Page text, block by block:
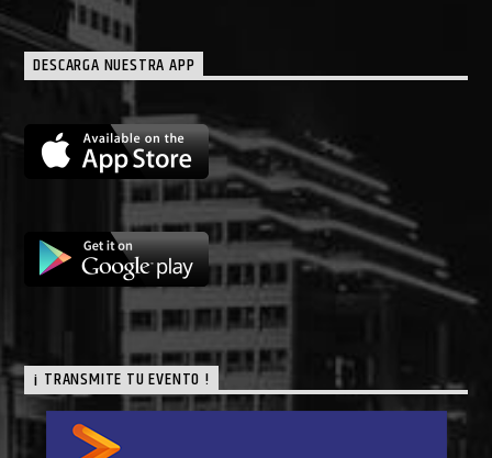
DESCARGA NUESTRA APP
¡ TRANSMITE TU EVENTO !